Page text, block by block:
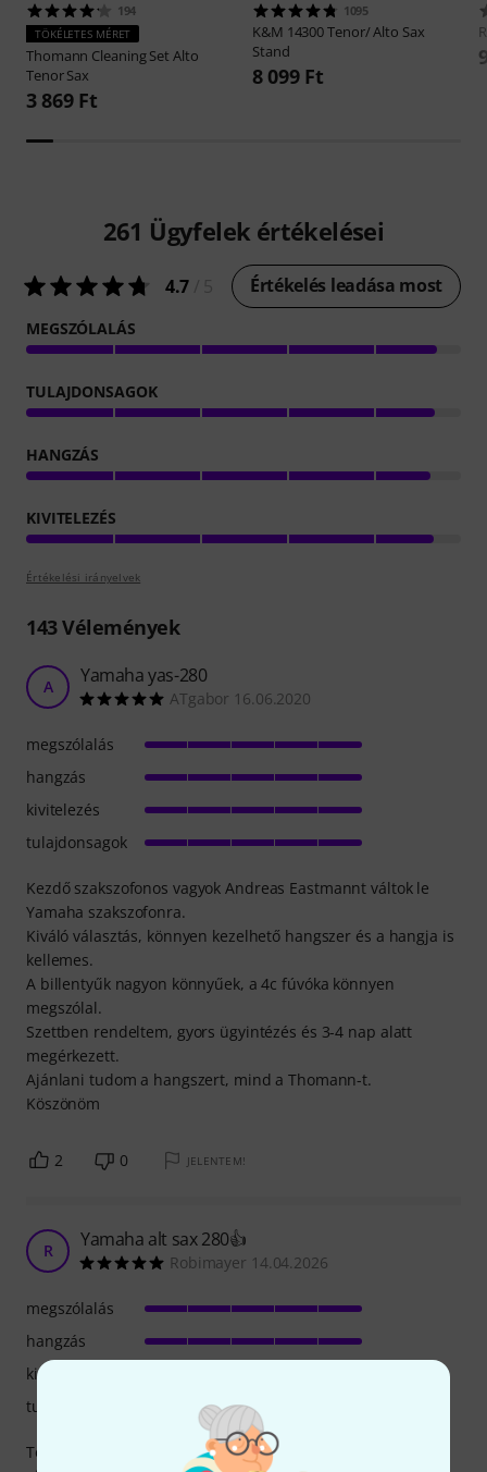
194
TÖKÉLETES MÉRET
Thomann Cleaning Set Alto
Tenor Sax
3 869 Ft
1095
K&M 14300 Tenor/ Alto Sax
Stand
8 099 Ft
261 Ügyfelek értékelései
4.7 Értékelés leadása most
MEGSZÓLALÁS
TULAJDONSAGOK
HANGZÁS
KIVITELEZÉS
Értékelési irányelvek
143Vélemények
A Yamaha yas-280
ATgabor 16.06.2020
Kezdő szakszofonos vagyok Andreas Eastmannt váltok le
Yamaha szakszofonra.
Kiváló választás, könnyen kezelhető hangszer és a hangja is
kellemes.
A billentyűk nagyon könnyűek, a 4c fúvóka könnyen
megszólal.
Szettben rendeltem, gyors ügyintézés és 3-4 nap alatt
megérkezett.
Ajánlani tudom a hangszert, mind a Thomann-t.
Köszönöm
megszólalás
hangzás
kivitelezés
tulajdonsagok
2 0 JELENTEM!
R Yamaha alt sax 280👍
Robimayer 14.04.2026
Többet vásároltam , mind nagyon jól megszólaltak! Csak
megszólalás
hangzás
kivitelezés
tulajdonsagok